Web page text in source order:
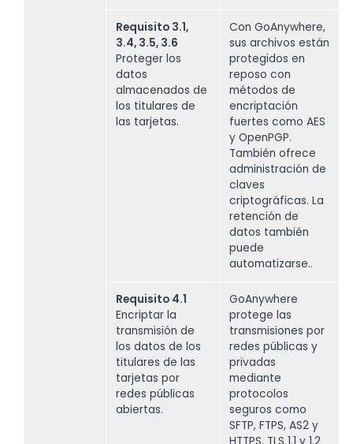
Requisito 3.1,
3.4, 3.5, 3.6
Proteger los
datos
almacenados de
los titulares de
las tarjetas.
Con GoAnywhere,
sus archivos están
protegidos en
reposo con
métodos de
encriptación
fuertes como AES
y OpenPGP.
También ofrece
administración de
claves
criptográficas. La
retención de
datos también
puede
automatizarse..
Requisito 4.1
Encriptar la
transmisión de
los datos de los
titulares de las
tarjetas por
redes públicas
abiertas.
GoAnywhere
protege las
transmisiones por
redes públicas y
privadas
mediante
protocolos
seguros como
SFTP, FTPS, AS2 y